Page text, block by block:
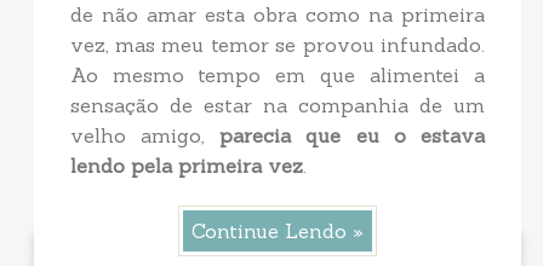
de não amar esta obra como na primeira
vez, mas meu temor se provou infundado.
Ao mesmo tempo em que alimentei a
sensação de estar na companhia de um
velho amigo,parecia que eu o estava
lendo pela primeira vez.
Continue Lendo »